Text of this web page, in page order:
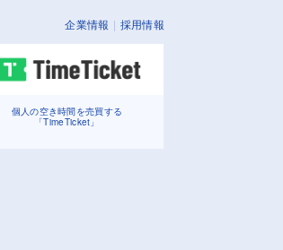
企業情報 採用情報
個人の空き時間を売買する
「TimeTicket」